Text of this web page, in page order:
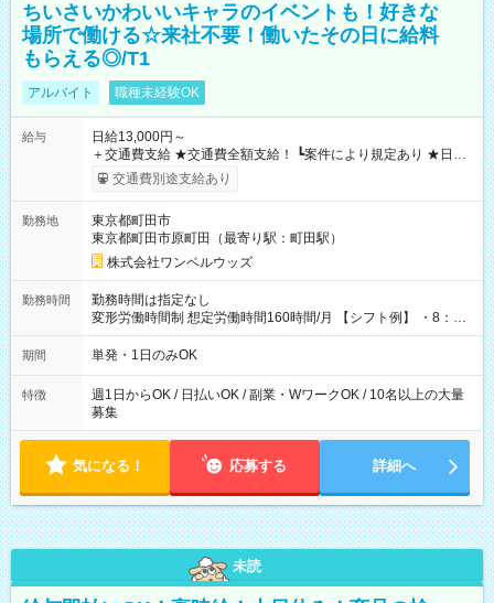
ちいさいかわいいキャラのイベントも！好きな
場所で働ける☆来社不要！働いたその日に給料
もらえる◎/T1
アルバイト 職種未経験OK
給与
日給13,000円～
＋交通費支給 ★交通費全額支給！ ┗案件により規定あり ★日払
いOK！（規定あり） ┗働いたその日に現金GET♪ お仕事後はコ
ンビニATMから 日払い分を引き落とせます！ 【試用期間】試
交通費別途支給あり
勤務地
東京都町田市
東京都町田市原町田（最寄り駅：町田駅）
株式会社ワンベルウッズ
勤務時間
勤務時間は指定なし
変形労働時間制 想定労働時間160時間/月 【シフト例】 ・8：00
～21：00
期間 単発・1日のみOK
特徴
週1日からOK / 日払いOK / 副業・WワークOK / 10名以上の大量
募集
気になる！ 応募する 詳細へ
未読